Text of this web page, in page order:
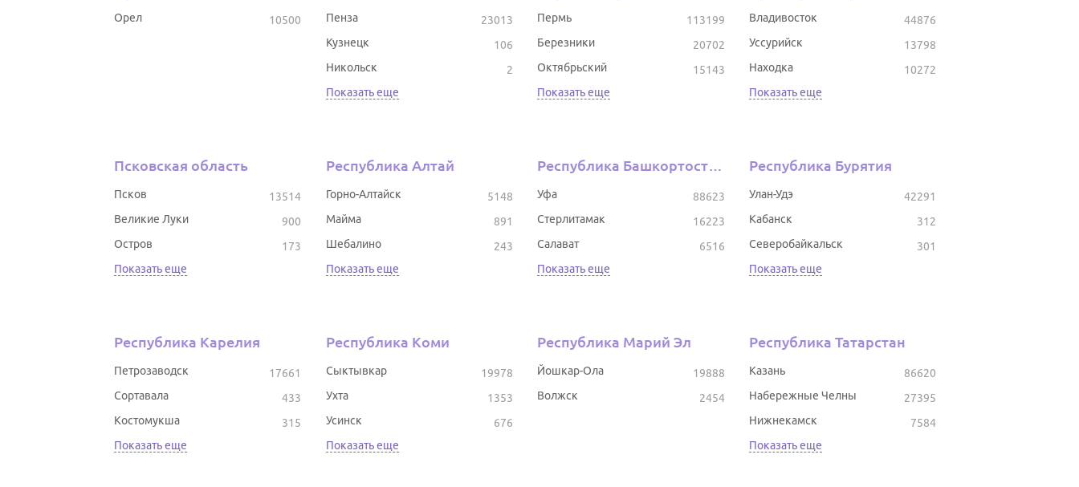
10500
Орел 23013
Пенза
106
Кузнецк
2
Никольск
Показать еще
113199
Пермь
20702
Березники
15143
Октябрьский
Показать еще
44876
Владивосток
13798
Уссурийск
10272
Находка
Показать еще
Псковская область
13514
Псков
900
Великие Луки
173
Остров
Показать еще
Республика Алтай
5148
Горно-Алтайск
891
Майма
243
Шебалино
Показать еще
Республика Башкортостан
88623
Уфа
16223
Стерлитамак
6516
Салават
Показать еще
Республика Бурятия
42291
Улан-Удэ
312
Кабанск
301
Северобайкальск
Показать еще
Республика Карелия
17661
Петрозаводск
433
Сортавала
315
Костомукша
Показать еще
Республика Коми
19978
Сыктывкар
1353
Ухта
676
Усинск
Показать еще
Республика Марий Эл
19888
Йошкар-Ола
2454
Волжск
Республика Татарстан
86620
Казань
27395
Набережные Челны
7584
Нижнекамск
Показать еще